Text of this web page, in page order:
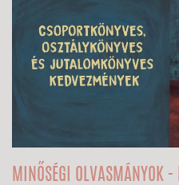
MINŐSÉGI OLVASMÁNYOK -